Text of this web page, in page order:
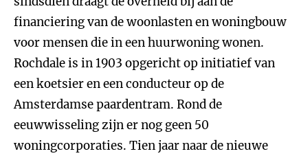
financiering van de woonlasten en woningbouw
voor mensen die in een huurwoning wonen.
Rochdale is in 1903 opgericht op initiatief van
een koetsier en een conducteur op de
Amsterdamse paardentram. Rond de
eeuwwisseling zijn er nog geen 50
woningcorporaties. Tien jaar naar de nieuwe